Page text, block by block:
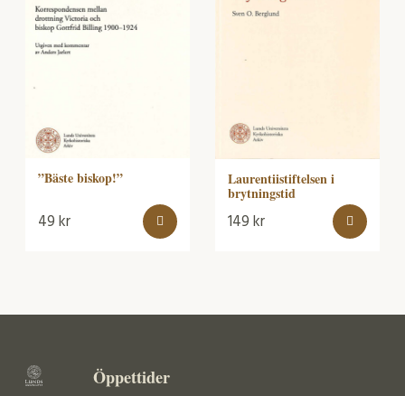
”Bäste biskop!”
49kr
Laurentiistiftelsen i
brytningstid
149kr
Öppettider